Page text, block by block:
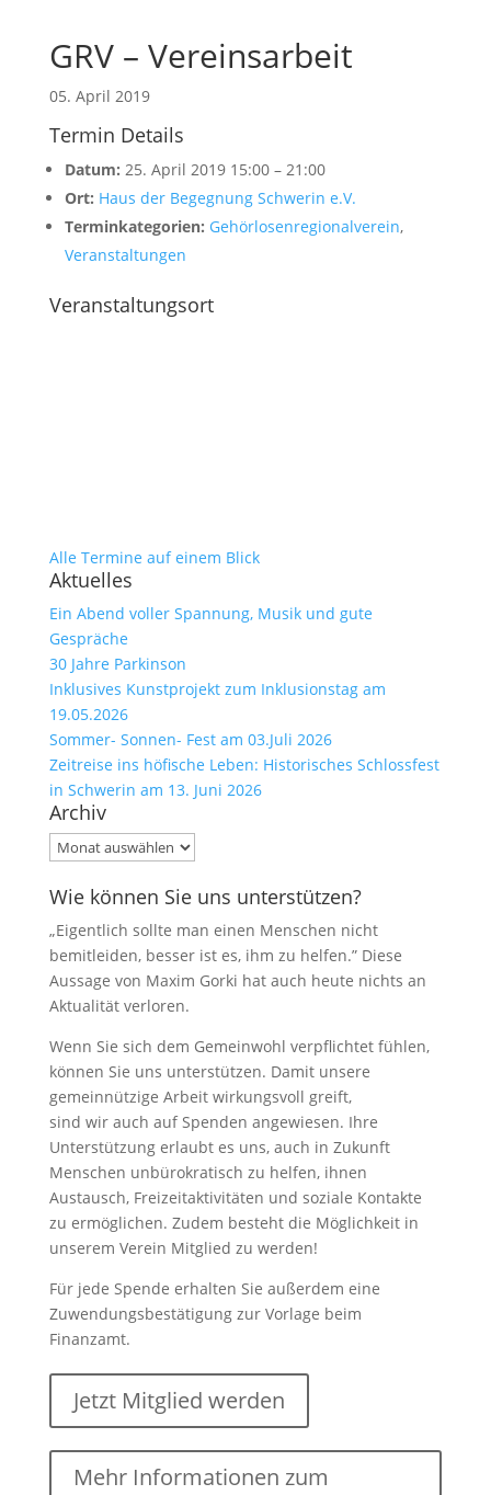
GRV – Vereinsarbeit
05. April 2019
Termin Details
Datum: 25. April 2019 15:00– 21:00
Ort: Haus der Begegnung Schwerin e.V.
Terminkategorien: Gehörlosenregionalverein,
Veranstaltungen
Veranstaltungsort
Alle Termine auf einem Blick
Aktuelles
Ein Abend voller Spannung, Musik und gute
Gespräche
30 Jahre Parkinson
Inklusives Kunstprojekt zum Inklusionstag am
19.05.2026
Sommer- Sonnen- Fest am 03.Juli 2026
Zeitreise ins höfische Leben: Historisches Schlossfest
in Schwerin am 13. Juni 2026
Archiv
Archiv
Wie können Sie uns unterstützen?
„Eigentlich sollte man einen Menschen nicht
bemitleiden, besser ist es, ihm zu helfen.” Diese
Aussage von Maxim Gorki hat auch heute nichts an
Aktualität verloren.
Wenn Sie sich dem Gemeinwohl verpflichtet fühlen,
können Sie uns unterstützen. Damit unsere
gemeinnützige Arbeit wirkungsvoll greift,
sind wir auch auf Spenden angewiesen. Ihre
Unterstützung erlaubt es uns, auch in Zukunft
Menschen unbürokratisch zu helfen, ihnen
Austausch, Freizeitaktivitäten und soziale Kontakte
zu ermöglichen. Zudem besteht die Möglichkeit in
unserem Verein Mitglied zu werden!
Für jede Spende erhalten Sie außerdem eine
Zuwendungsbestätigung zur Vorlage beim
Finanzamt.
Jetzt Mitglied werden
Mehr Informationen zum